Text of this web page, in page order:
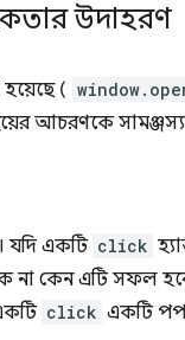
উদাহরণ
(
আচরণকে
যদি একটি click
না কেন এটি সফল
click একটি